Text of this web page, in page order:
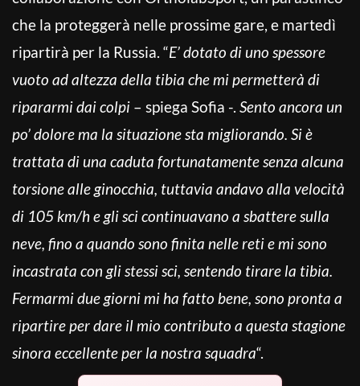
che la proteggerà nelle prossime gare, e martedì
ripartirà per la Russia. “E’ dotato di uno spessore
vuoto ad altezza della tibia che mi permetterà di
ripararmi dai colpi – spiega Sofia -. Sento ancora un
po’ dolore ma la situazione sta migliorando. Si è
trattata di una caduta fortunatamente senza alcuna
torsione alle ginocchia, tuttavia andavo alla velocità
di 105 km/h e gli sci continuavano a sbattere sulla
neve, fino a quando sono finita nelle reti e mi sono
incastrata con gli stessi sci, sentendo tirare la tibia.
Fermarmi due giorni mi ha fatto bene, sono pronta a
ripartire per dare il mio contributo a questa stagione
sinora eccellente per la nostra squadra“.